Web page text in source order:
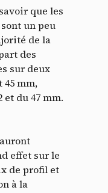
que les
un peu
de la
des
sur deux
45 mm,
et du 47 mm.
effet sur le
de profil et
à la